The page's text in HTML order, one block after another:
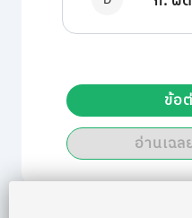
อ่านเฉล
ข้อ